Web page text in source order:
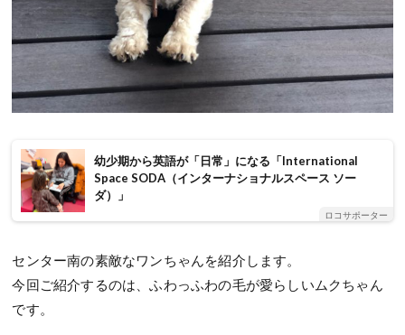
幼少期から英語が「日常」になる「International
Space SODA（インターナショナルスペース ソー
ダ）」
ロコサポーター
センター南の素敵なワンちゃんを紹介します。
今回ご紹介するのは、ふわっふわの毛が愛らしいムクちゃん
です。